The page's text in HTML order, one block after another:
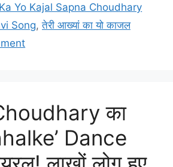
Yo Kajal Sapna Choudhary
Song,तेरी आख्यां का यो काजल
का
Dance